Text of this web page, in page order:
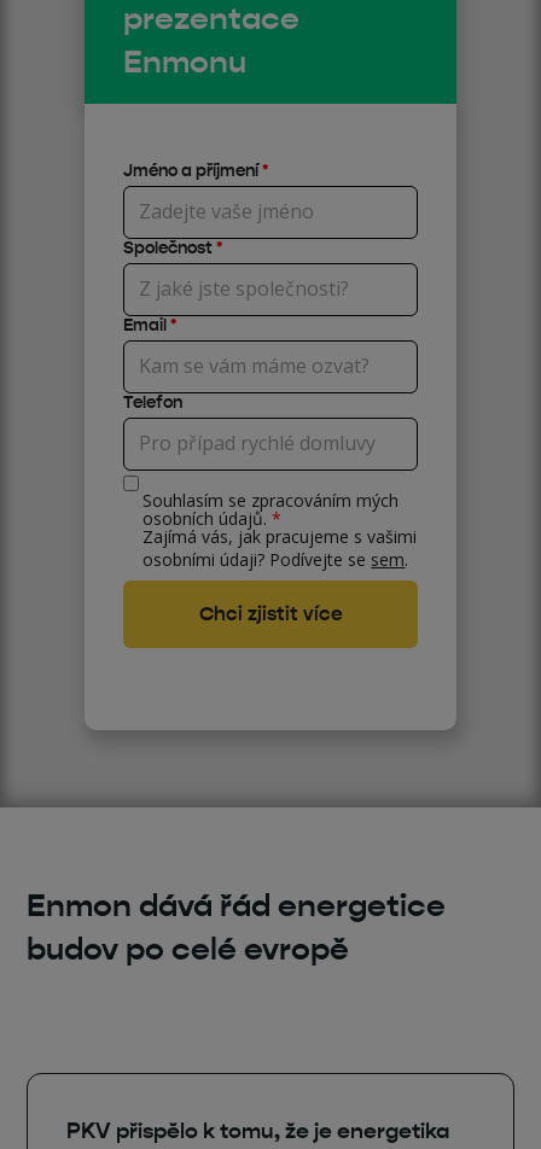
prezentace
Enmonu
Jméno a příjmení*
Společnost*
Email*
Telefon
Souhlasím se zpracováním mých
osobních údajů.*
Zajímá vás, jak pracujeme s vašimi
osobními údaji? Podívejte se sem.
Enmon dává řád energetice
budov po celé evropě
PKV přispělo k tomu, že je energetika